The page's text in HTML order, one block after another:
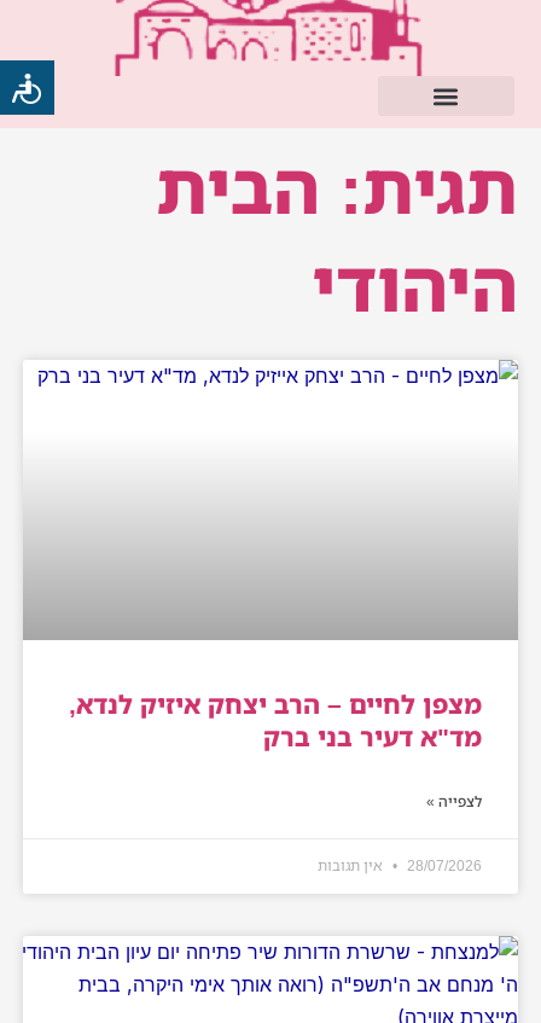
תגית: הבית
היהודי
מצפן לחיים – הרב יצחק איזיק לנדא,
מד"א דעיר בני ברק
לצפייה »
28/07/2026 אין תגובות